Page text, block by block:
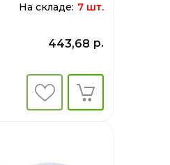
На складе: 7 шт.
443,68 р.